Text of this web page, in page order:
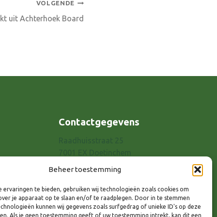
Beheer toestemming
ervaringen te bieden, gebruiken wij technologieën zoals cookies om
je apparaat op te slaan en/of te raadplegen. Door in te stemmen
kunnen wij gegevens zoals surfgedrag of unieke ID's op deze
Als je geen toestemming geeft of uw toestemming intrekt, kan dit een
VOLGENDE
uit Achterhoek Board
Contactgegevens
E-mail: info@8rhk.nl
Privacyverklaring
Cookieverklaring